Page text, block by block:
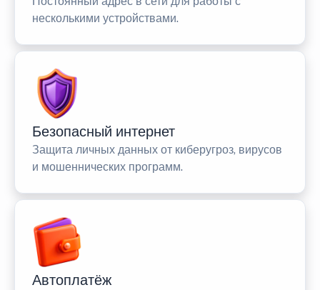
несколькими устройствами.
Безопасный интернет
Защита личных данных от киберугроз, вирусов
и мошеннических программ.
Автоплатёж